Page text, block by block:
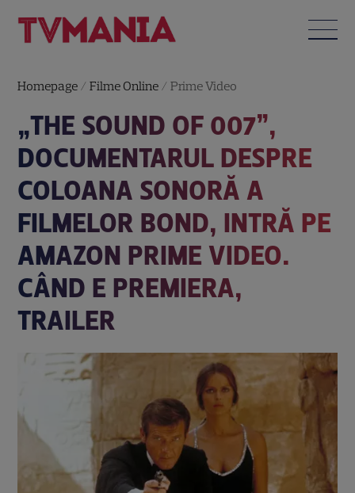
Homepage /Filme Online /Prime Video
„THE SOUND OF 007”,
DOCUMENTARUL DESPRE
COLOANA SONORĂ A
FILMELOR BOND, INTRĂ PE
AMAZON PRIME VIDEO.
CÂND E PREMIERA,
TRAILER